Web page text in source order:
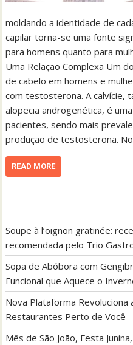
moldando a identidade de
capilar torna-se uma fonte
para homens quanto para
Uma Relação Complexa Um
de cabelo em homens e
com testosterona. A calvície,
alopecia androgenética, é
pacientes, sendo mais
produção de testosterona.
READ MORE
Soupe à l’oignon gratinée:
recomendada pelo Trio
Sopa de Abóbora com
Funcional que Aquece o
Nova Plataforma Revoluciona
Restaurantes Perto de Você
Mês de São João, Festa